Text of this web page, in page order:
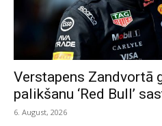
Verstapens Zandvortā
palikšanu ‘Red Bull’
6. August, 2026